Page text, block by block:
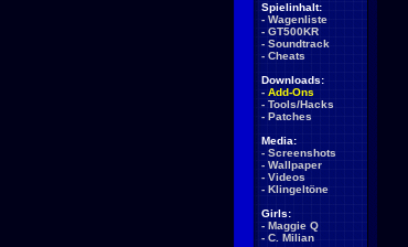
Spielinhalt:
- Wagenliste
- GT500KR
- Soundtrack
- Cheats
Downloads:
- Add-Ons
- Tools/Hacks
- Patches
Media:
- Screenshots
- Wallpaper
- Videos
- Klingeltöne
Girls:
- Maggie Q
- C. Milian